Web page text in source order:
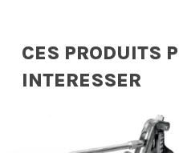
CES PRODUITS
INTERESSER